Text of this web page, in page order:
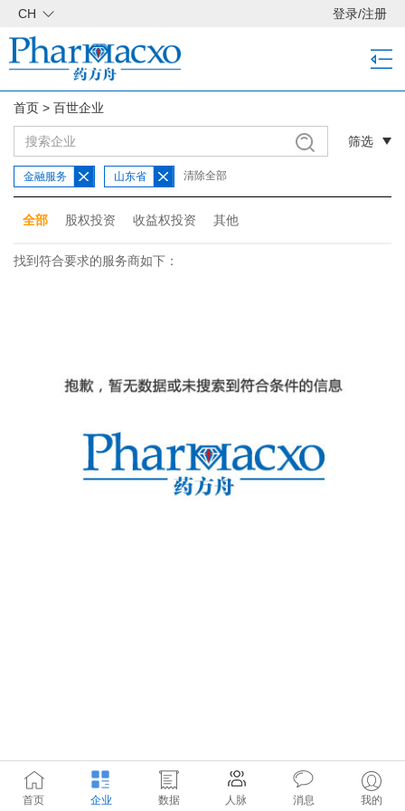
CH 登录/注册
首页 > 百世企业
筛选
金融服务 山东省 清除全部
全部 股权投资 收益权投资 其他
找到符合要求的服务商如下：
首页 企业 数据 人脉 消息 我的